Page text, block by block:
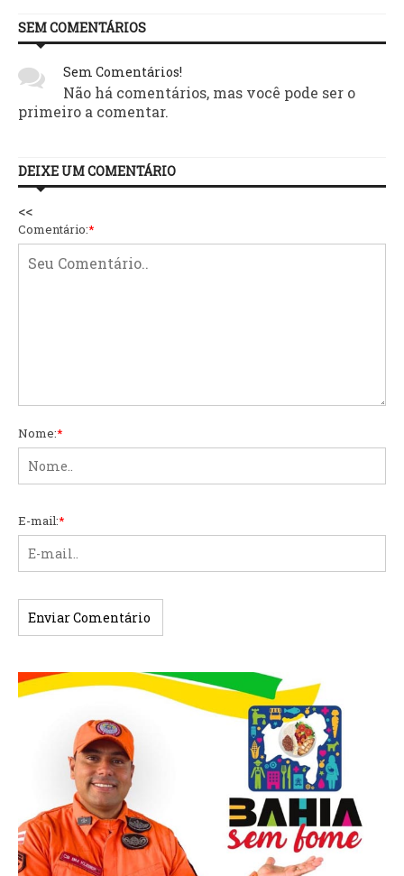
SEM COMENTÁRIOS
Sem Comentários!
Não há comentários, mas você pode ser o
primeiro a comentar.
DEIXE UM COMENTÁRIO
<<
Comentário:*
Nome:*
E-mail:*